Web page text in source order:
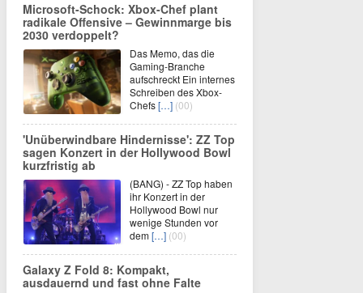
Microsoft-Schock: Xbox-Chef plant
radikale Offensive – Gewinnmarge bis
2030 verdoppelt?
Das Memo, das die
Gaming-Branche
aufschreckt Ein internes
Schreiben des Xbox-
Chefs[…] (00)
'Unüberwindbare Hindernisse': ZZ Top
sagen Konzert in der Hollywood Bowl
kurzfristig ab
(BANG) - ZZ Top haben
ihr Konzert in der
Hollywood Bowl nur
wenige Stunden vor
dem[…] (00)
Galaxy Z Fold 8: Kompakt,
ausdauernd und fast ohne Falte